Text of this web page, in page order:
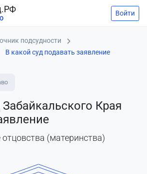
Войти
подсудности
В какой суд подавать заявление
Края
(материнства)